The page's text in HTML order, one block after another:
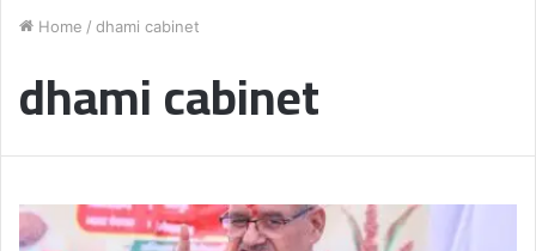
Home / dhami cabinet
dhami cabinet